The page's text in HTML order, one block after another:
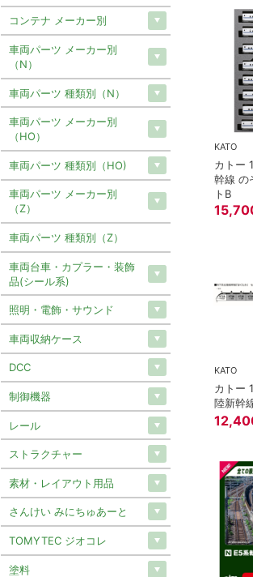
KATO
カトー
幹線 の
トB
KATO
カトー
陸新幹
コンテナ メーカー別
車両パーツ メーカー別
（N）
車両パーツ 種類別（N）
車両パーツ メーカー別
（HO）
車両パーツ 種類別（HO)
車両パーツ メーカー別
（Z）
車両パーツ 種類別（Z）
車両台車・カプラー・装飾
品(シール系)
照明・電飾・サウンド
車両収納ケース
DCC
制御機器
レール
ストラクチャー
素材・レイアウト用品
さんけい みにちゅあーと
TOMYTEC ジオコレ
塗料